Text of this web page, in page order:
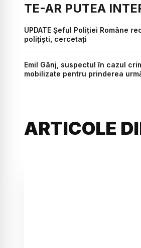
TE-AR PUTEA
UPDATE Șeful Poliției Române
polițiști, cercetați
Emil Gânj, suspectul în cazul
mobilizate pentru prinderea
ARTICOLE